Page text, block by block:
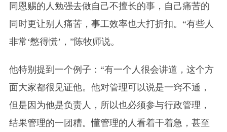
同恩赐的人勉强去做自己不擅长的事，自己痛苦的
同时更让别人痛苦，事工效率也大打折扣。“有些人
非常‘憋得慌’，”陈牧师说。
他特别提到一个例子：“有一个人很会讲道，这个方
面大家都很见证他。他对管理可以说是一窍不通，
但是因为他是负责人，所以也必须参与行政管理，
结果管理的一团糟。懂管理的人看着干着急，甚至